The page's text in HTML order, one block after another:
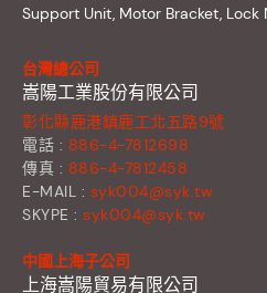
Support Unit, Motor Bracket, Lock
台灣總公司
嵩陽工業股份有限公司
彰化縣鹿港鎮鹿工北五路9號
電話 : 886-4-7812698
傳真 : 886-4-7812458
E-MAIL : syk004@syk.tw
SKYPE : syk004@syk.tw
中國上海子公司
上海嵩陽貿易有限公司